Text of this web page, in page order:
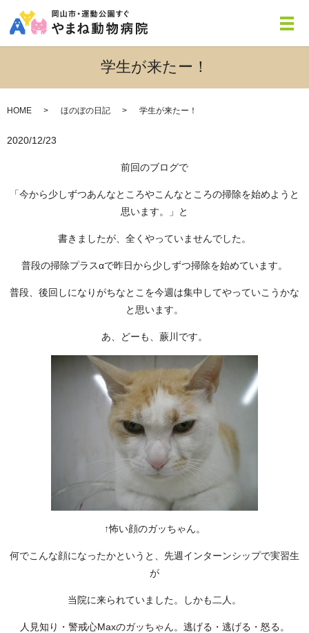
メ
学生が来たー！
HOME ほのぼの日記 学生が来たー！
2020/12/23
前回のブログで
「今から少しずつあんなところやこんなところの掃除を始めようと
思います。」と
書きましたが、全くやっていませんでした。
普段の掃除プラスαで昨日から少しずつ掃除を始めています。
普段、後回しになりがちなとこを今週は集中してやっていこうかな
と思います。
あ、どーも、蕨川です。
↑怖い顔のガッちゃん。
何でこんな顔になったかというと、先週インターンシップで実習生
が
当院に来られていました。しかも二人。
人見知り・警戒心Maxのガッちゃん。逃げる・逃げる・怒る。